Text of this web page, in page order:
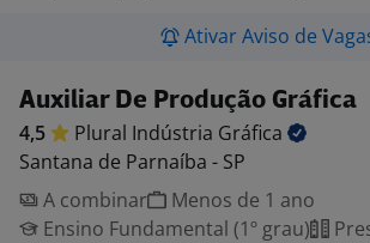
Ativar Aviso de
Auxiliar De Produção Gráfica
4,5 Plural Indústria Gráfica
Santana de Parnaíba - SP
A combinar
Menos de 1 ano
Ensino Fundamental (1º grau)